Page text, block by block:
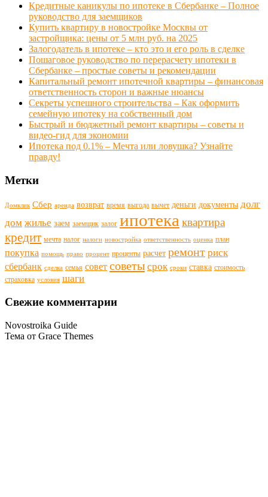
Кредитные каникулы по ипотеке в Сбербанке – Полное
руководство для заемщиков
Купить квартиру в новостройке Москвы от
застройщика: цены от 5 млн руб. на 2025
Залогодатель в ипотеке – кто это и его роль в сделке
Пошаговое руководство по перерасчету ипотеки в
Сбербанке – простые советы и рекомендации
Капитальный ремонт ипотечной квартиры – финансовая
ответственность сторон и важные нюансы
Секреты успешного строительства – Как оформить
семейную ипотеку на собственный дом
Быстрый и бюджетный ремонт квартиры – советы и
видео-гид для экономии
Ипотека под 0.1% – Мечта или ловушка? Узнайте
правду!
Метки
Домклик Сбер аренда возврат время выгода вычет деньги документы долг
дом жилье заем заемщик залог ипотека квартира
кредит мечта налог налоги новостройка ответственность оценка план
покупка помощь право процент проценты расчет ремонт риск
сбербанк сделка семья совет советы срок сроки ставка стоимость
страховка условия шаги
Свежие комментарии
Novostroika Guide
Тема от Grace Themes